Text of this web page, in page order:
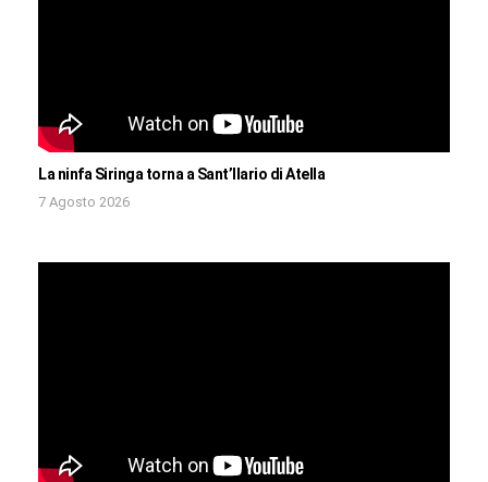
La ninfa Siringa torna a Sant’Ilario di Atella
7 Agosto 2026